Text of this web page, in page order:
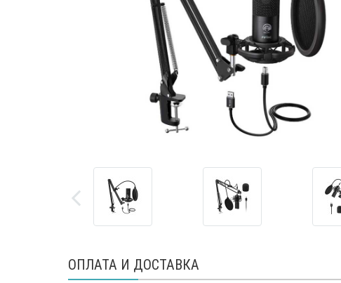
ОПЛАТА И ДОСТАВКА